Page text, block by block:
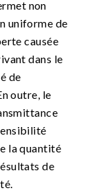
non
uniforme de
causée
dans le
de
outre, le
la quantité
de